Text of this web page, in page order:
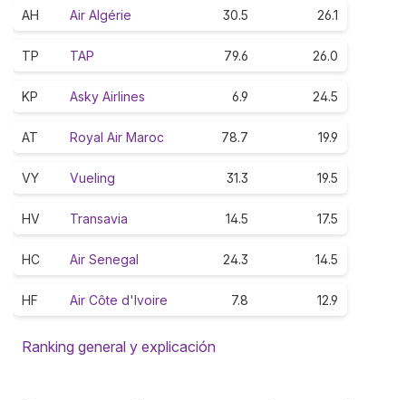
AH Air Algérie 30.5 26.1
TP TAP 79.6 26.0
KP Asky Airlines 6.9 24.5
AT Royal Air Maroc 78.7 19.9
VY Vueling 31.3 19.5
HV Transavia 14.5 17.5
HC Air Senegal 24.3 14.5
HF Air Côte d'Ivoire 7.8 12.9
Ranking general y explicación